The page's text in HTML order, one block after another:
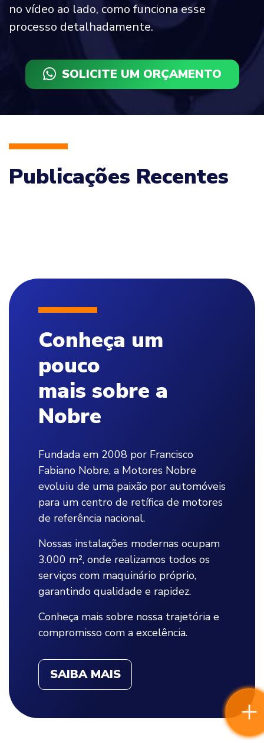
no vídeo ao lado, como funciona esse
processo detalhadamente.
SOLICITE UM ORÇAMENTO
Publicações Recentes
Conheça um
pouco
mais sobre a
Nobre
Fundada em 2008 por Francisco
Fabiano Nobre, a Motores Nobre
evoluiu de uma paixão por automóveis
para um centro de retífica de motores
de referência nacional.
Nossas instalações modernas ocupam
3.000 m², onde realizamos todos os
serviços com maquinário próprio,
garantindo qualidade e rapidez.
Conheça mais sobre nossa trajetória e
compromisso com a excelência.
SAIBA MAIS